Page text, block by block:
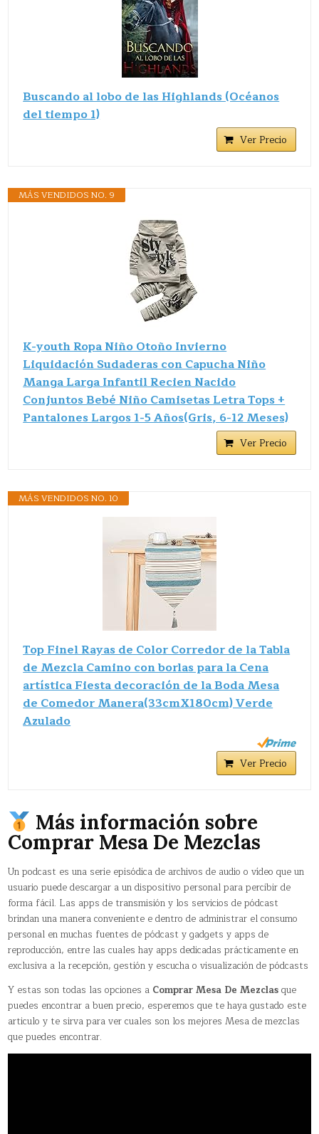
Buscando al lobo de las Highlands (Océanos
del tiempo 1)
Ver Precio
MÁS VENDIDOS NO. 9
K-youth Ropa Niño Otoño Invierno
Liquidación Sudaderas con Capucha Niño
Manga Larga Infantil Recien Nacido
Conjuntos Bebé Niño Camisetas Letra Tops +
Pantalones Largos 1-5 Años(Gris, 6-12 Meses)
Ver Precio
MÁS VENDIDOS NO. 10
Top Finel Rayas de Color Corredor de la Tabla
de Mezcla Camino con borlas para la Cena
artística Fiesta decoración de la Boda Mesa
de Comedor Manera(33cmX180cm) Verde
Azulado
Ver Precio
Más información sobre
Comprar Mesa De Mezclas
Un podcast​ es una serie episódica de archivos de audio o vídeo que un
usuario puede descargar a un dispositivo personal para percibir de
forma fácil. Las apps de transmisión y los servicios de pódcast
brindan una manera conveniente e dentro de administrar el consumo
personal en muchas fuentes de pódcast y gadgets y apps de
reproducción, entre las cuales hay apps dedicadas prácticamente en
exclusiva a la recepción, gestión y escucha o visualización de pódcasts
Y estas son todas las opciones a Comprar Mesa De Mezclasque
puedes encontrar a buen precio, esperemos que te haya gustado este
articulo y te sirva para ver cuales son los mejores Mesa de mezclas
que puedes encontrar.